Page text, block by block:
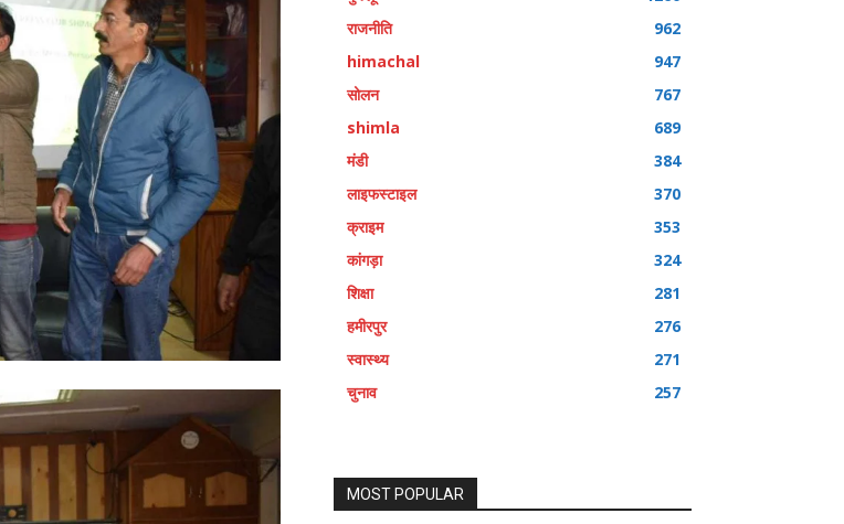
राजनीति
962
himachal
947
सोलन
767
shimla
689
मंडी
384
लाइफस्टाइल
370
क्राइम
353
कांगड़ा
324
शिक्षा
281
हमीरपुर
276
स्वास्थ्य
271
चुनाव
257
MOST POPULAR